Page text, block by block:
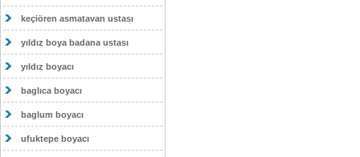
keçiören asmatavan ustası
yıldız boya badana ustası
yıldız boyacı
baglıca boyacı
baglum boyacı
ufuktepe boyacı